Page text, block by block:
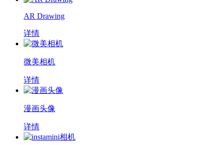
AR Drawing
详情
微美相机
详情
漫画头像
详情